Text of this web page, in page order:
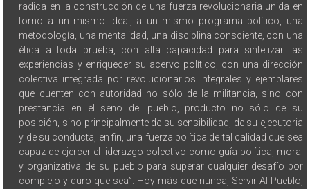
radica en la construcción de una fuerza revolucionaria unida en
torno a un mismo ideal, a un mismo programa político, una
metodología, una mentalidad, una disciplina consciente, con una
ética a toda prueba, con alta capacidad para sintetizar las
experiencias y enriquecer su acervo político, con una dirección
colectiva integrada por revolucionarios integrales y ejemplares
que cuenten con autoridad no sólo de la militancia, sino con
prestancia en el seno del pueblo, producto no sólo de su
posición, sino principalmente de su sensibilidad, de su ejecutoria
y de su conducta, en fin, una fuerza política de tal calidad que sea
capaz de ejercer el liderazgo colectivo como guía política, moral
y organizativa de su pueblo para superar cualquier desafío por
complejo y duro que sea”. Hoy más que nunca, Servir Al Pueblo,